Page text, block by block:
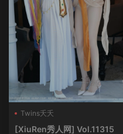
Twins夭夭
[XiuRen秀人网] Vol.11315